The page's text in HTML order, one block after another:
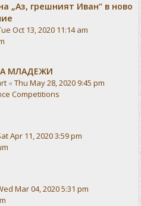
„Аз, грешният Иван“ в ново
Oct 13, 2020 11:14 am
МЛАДЕЖИ
« Thu May 28, 2020 9:45 pm
Competitions
Apr 11, 2020 3:59 pm
Mar 04, 2020 5:31 pm